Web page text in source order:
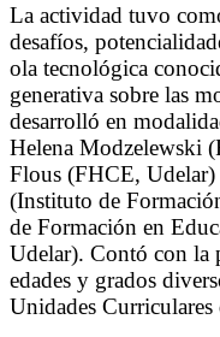
La actividad tuvo
desafíos,
ola tecnológica
generativa sobre las
desarrolló en
Helena Modzelewski
Flous (FHCE,
(Instituto de
de Formación en
Udelar). Contó con la
edades y grados
Unidades